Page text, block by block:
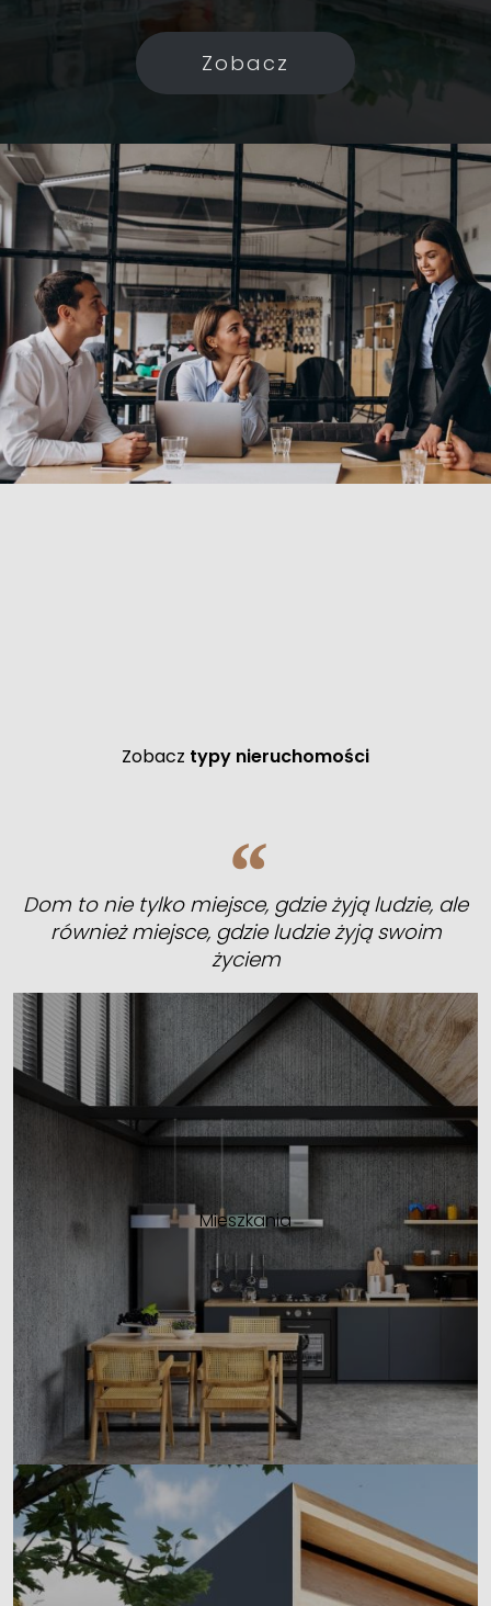
Zobacz
Zobacz typy nieruchomości
Dom to nie tylko miejsce, gdzie żyją ludzie, ale
również miejsce, gdzie ludzie żyją swoim
życiem
Mieszkania